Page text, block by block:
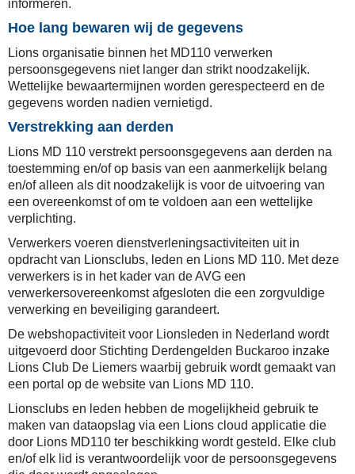
informeren.
Hoe lang bewaren wij de gegevens
Lions organisatie binnen het MD110 verwerken
persoonsgegevens niet langer dan strikt noodzakelijk.
Wettelijke bewaartermijnen worden gerespecteerd en de
gegevens worden nadien vernietigd.
Verstrekking aan derden
Lions MD 110 verstrekt persoonsgegevens aan derden na
toestemming en/of op basis van een aanmerkelijk belang
en/of alleen als dit noodzakelijk is voor de uitvoering van
een overeenkomst of om te voldoen aan een wettelijke
verplichting.
Verwerkers voeren dienstverleningsactiviteiten uit in
opdracht van Lionsclubs, leden en Lions MD 110. Met deze
verwerkers is in het kader van de AVG een
verwerkersovereenkomst afgesloten die een zorgvuldige
verwerking en beveiliging garandeert.
De webshopactiviteit voor Lionsleden in Nederland wordt
uitgevoerd door Stichting Derdengelden Buckaroo inzake
Lions Club De Liemers waarbij gebruik wordt gemaakt van
een portal op de website van Lions MD 110.
Lionsclubs en leden hebben de mogelijkheid gebruik te
maken van dataopslag via een Lions cloud applicatie die
door Lions MD110 ter beschikking wordt gesteld. Elke club
en/of elk lid is verantwoordelijk voor de persoonsgegevens